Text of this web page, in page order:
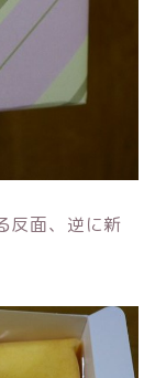
反面、逆に新